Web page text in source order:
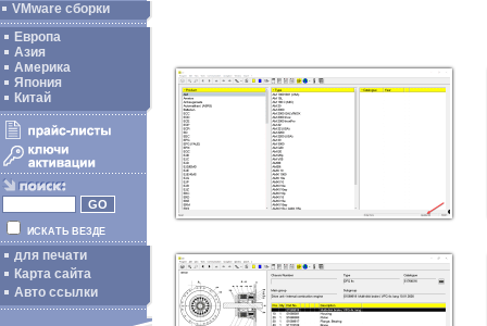
VMware сборки
Европа
Азия
Америка
Япония
Китай
ИСКАТЬ ВЕЗДЕ
для печати
Карта сайта
Авто ссылки